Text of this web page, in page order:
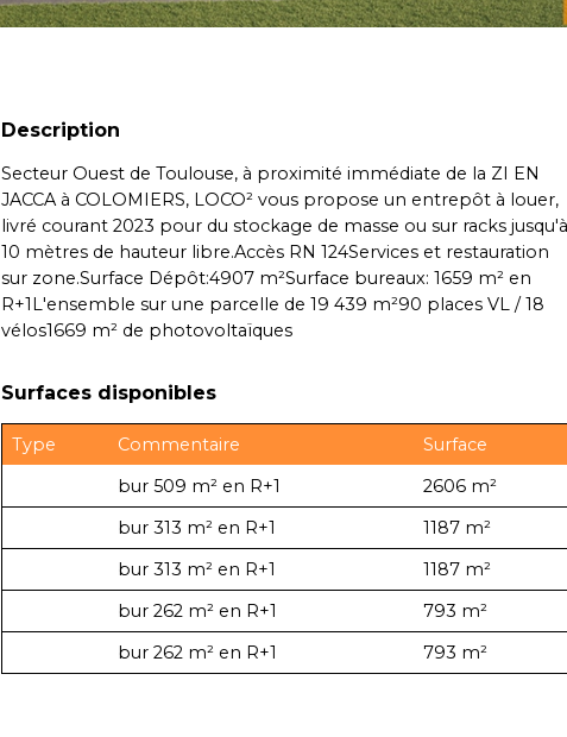
Description
Secteur Ouest de Toulouse, à proximité immédiate de la ZI EN
JACCA à COLOMIERS, LOCO² vous propose un entrepôt à louer,
livré courant 2023 pour du stockage de masse ou sur racks jusqu'à
10 mètres de hauteur libre.Accès RN 124Services et restauration
sur zone.Surface Dépôt:4907 m²Surface bureaux: 1659 m² en
R+1L'ensemble sur une parcelle de 19 439 m²90 places VL / 18
vélos1669 m² de photovoltaïques
Surfaces disponibles
Type Commentaire
Surface
bur 509 m² en R+1
2606 m²
bur 313 m² en R+1
1187 m²
bur 313 m² en R+1
1187 m²
bur 262 m² en R+1
793 m²
bur 262 m² en R+1
793 m²